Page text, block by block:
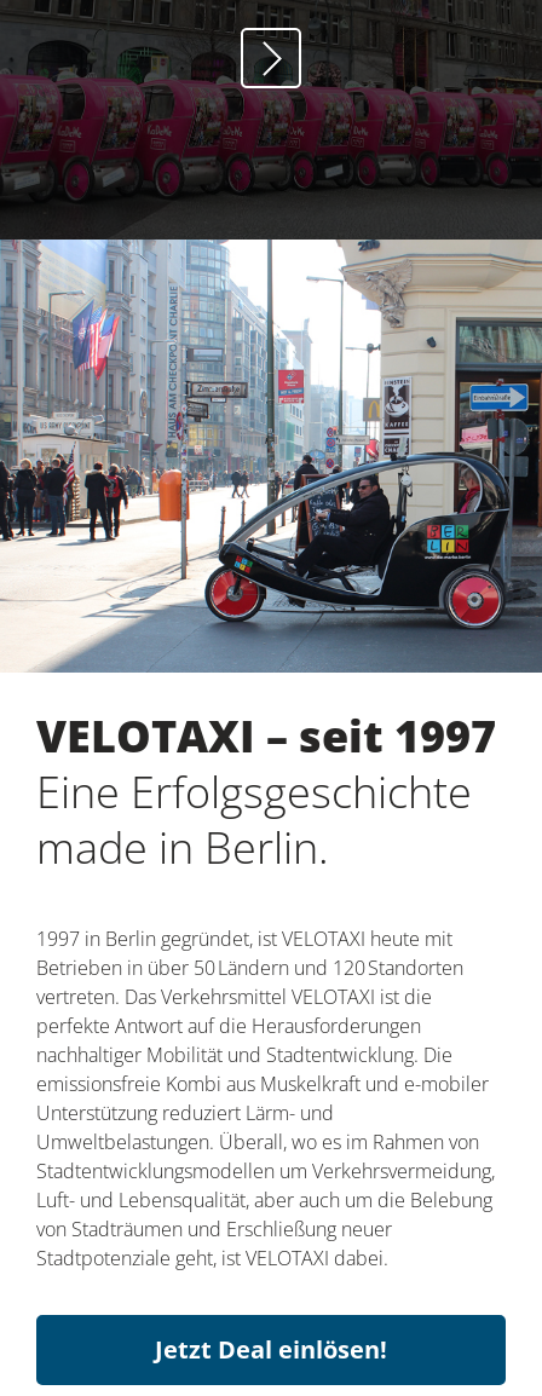
VELOTAXI – seit 1997
Eine Erfolgsgeschichte
made in Berlin.
1997 in Berlin gegründet, ist VELOTAXI heute mit
Betrieben in über 50 Ländern und 120 Standorten
vertreten. Das Verkehrsmittel VELOTAXI ist die
perfekte Antwort auf die Herausforderungen
nachhaltiger Mobilität und Stadtentwicklung. Die
emissionsfreie Kombi aus Muskelkraft und e-mobiler
Unterstützung reduziert Lärm- und
Umweltbelastungen. Überall, wo es im Rahmen von
Stadtentwicklungsmodellen um Verkehrsvermeidung,
Luft- und Lebensqualität, aber auch um die Belebung
von Stadträumen und Erschließung neuer
Stadtpotenziale geht, ist VELOTAXI dabei.
Jetzt Deal einlösen!